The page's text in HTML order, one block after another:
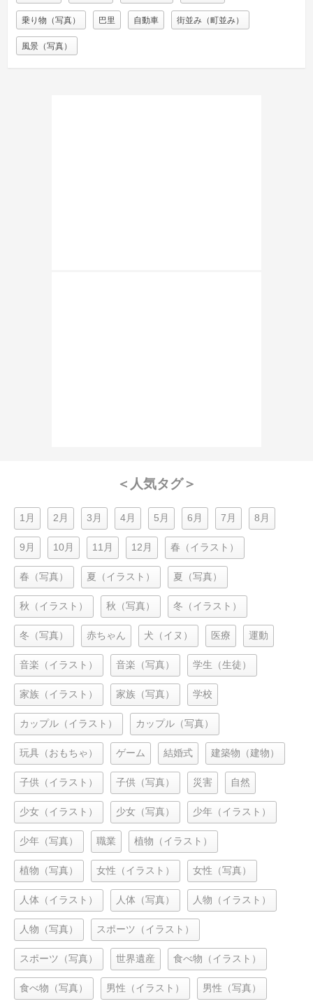
乗り物（写真） 巴里 自動車 街並み（町並み）
風景（写真）
＜人気タグ＞
1月 2月 3月 4月 5月 6月 7月 8月
9月 10月 11月 12月 春（イラスト）
春（写真） 夏（イラスト） 夏（写真）
秋（イラスト） 秋（写真） 冬（イラスト）
冬（写真） 赤ちゃん 犬（イヌ） 医療 運動
音楽（イラスト） 音楽（写真） 学生（生徒）
家族（イラスト） 家族（写真） 学校
カップル（イラスト） カップル（写真）
玩具（おもちゃ） ゲーム 結婚式 建築物（建物）
子供（イラスト） 子供（写真） 災害 自然
少女（イラスト） 少女（写真） 少年（イラスト）
少年（写真） 職業 植物（イラスト）
植物（写真） 女性（イラスト） 女性（写真）
人体（イラスト） 人体（写真） 人物（イラスト）
人物（写真） スポーツ（イラスト）
スポーツ（写真） 世界遺産 食べ物（イラスト）
食べ物（写真） 男性（イラスト） 男性（写真）